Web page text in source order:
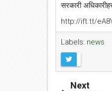
सरकारी
http://ift.tt/
Labels: news
Next